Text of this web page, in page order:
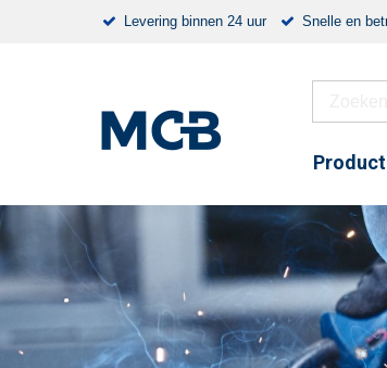
Levering binnen 24 uur Snelle en